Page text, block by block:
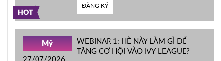
HOT
ĐĂNG KÝ
Mỹ
27/07/2026
WEBINAR 1: HÈ NÀY LÀM GÌ ĐỂ
TĂNG CƠ HỘI VÀO IVY LEAGUE?